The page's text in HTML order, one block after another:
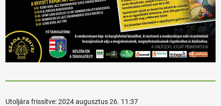
Utoljára frissítve:2024 augusztus 26. 11:37